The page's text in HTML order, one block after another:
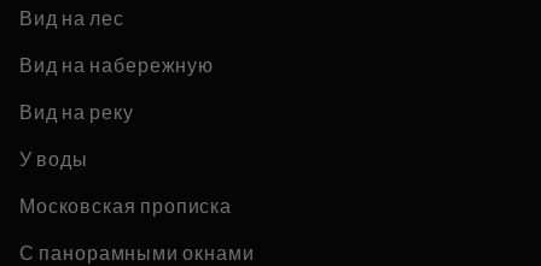
Вид на лес
Вид на набережную
Вид на реку
У воды
Московская прописка
С панорамными окнами